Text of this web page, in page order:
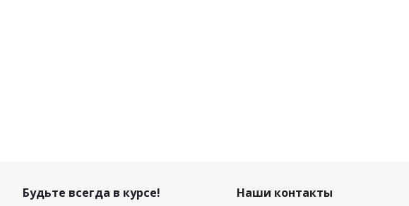
Будьте всегда в курсе!
Наши контакты